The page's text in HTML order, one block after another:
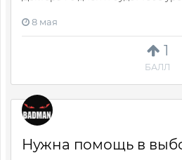
1
БАЛЛ
8 мая
Нужна помощь в